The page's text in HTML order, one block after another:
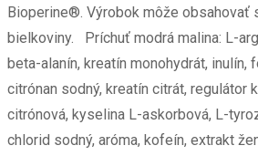
Bioperine®. Výrobok môže obsahovať
bielkoviny. Príchuť modrá malina: L-
beta-alanín, kreatín monohydrát, inulín,
citrónan sodný, kreatín citrát, regulátor
citrónová, kyselina L-askorbová, L-
chlorid sodný, aróma, kofeín, extrakt